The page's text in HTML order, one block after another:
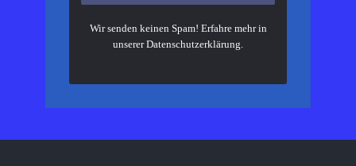
Wir senden keinen Spam! Erfahre mehr in
unsererDatenschutzerklärung.